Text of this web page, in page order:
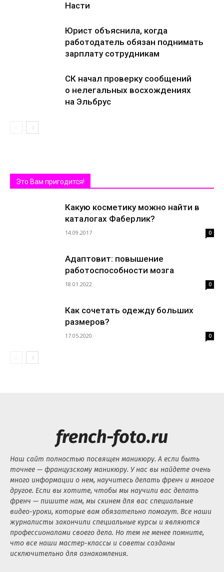
Насти
Юрист объяснила, когда
работодатель обязан поднимать
зарплату сотрудникам
СК начал проверку сообщений
о нелегальных восхождениях
на Эльбрус
Это Вам пригодится!
Какую косметику можно найти в
каталогах Фаберлик?
14.09.2017 0
Адаптовит: повышение
работоспособности мозга
18.01.2022 0
Как сочетать одежду больших
размеров?
17.05.2020 0
french-foto.ru
Наш сайт полностью посвящен маникюру. А если быть
точнее — французскому маникюру. У нас вы найдете очень
много информации о нем, научитесь делать френч и многое
другое. Если вы хотите, чтобы мы научили вас делать
френч — пишите нам, мы скинем для вас специальные
видео-уроки, которые вам обязательно помогут. Все наши
журналисты закончили специальные курсы и являются
профессионалами своего дела. Но тем не менее помните,
что все наши мастер-классы и советы созданы
исключительно для ознакомления.